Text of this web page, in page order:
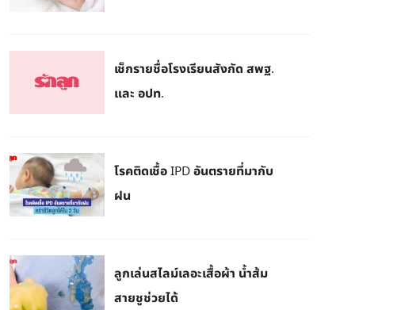
เช็กรายชื่อโรงเรียนสังกัด สพฐ.
และ อปท.
โรคติดเชื้อ IPD อันตรายที่มากับ
ฝน
ลูกเล่นสไลม์เลอะเสื้อผ้า น้ำส้ม
สายชูช่วยได้